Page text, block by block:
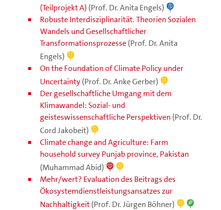
(Teilprojekt A) (Prof. Dr. Anita Engels)
Robuste Interdisziplinarität. Theorien Sozialen
Wandels und Gesellschaftlicher
Transformationsprozesse(Prof. Dr. Anita
Engels)
On the Foundation of Climate Policy under
Uncertainty(Prof. Dr. Anke Gerber)
Der gesellschaftliche Umgang mit dem
Klimawandel: Sozial- und
geisteswissenschaftliche Perspektiven (Prof. Dr.
Cord Jakobeit)
Climate change and Agriculture: Farm
household survey Punjab province, Pakistan
(Muhammad Abid)
Mehr/wert? Evaluation des Beitrags des
Ökosystemdienstleistungsansatzes zur
Nachhaltigkeit(Prof. Dr. Jürgen Böhner)